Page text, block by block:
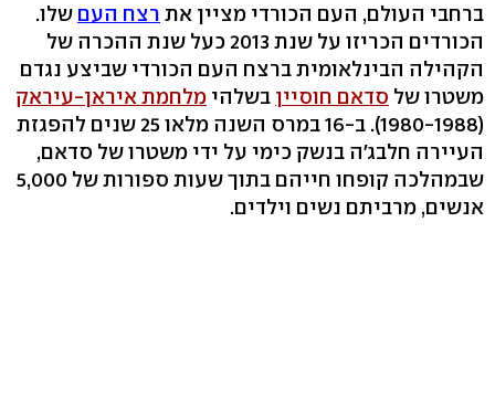
ברחבי העולם, העם הכורדי מציין את רצח העם שלו.
הכורדים הכריזו על שנת 2013 כעל שנת ההכרה של
הקהילה הבינלאומית ברצח העם הכורדי שביצע נגדם
משטרו של סדאם חוסיין בשלהי מלחמת איראן-עיראק
(1980-1988). ב-16 במרס השנה מלאו 25 שנים להפגזת
העיירה חלבג'ה בנשק כימי על ידי משטרו של סדאם,
שבמהלכה קופחו חייהם בתוך שעות ספורות של 5,000
אנשים, מרביתם נשים וילדים.